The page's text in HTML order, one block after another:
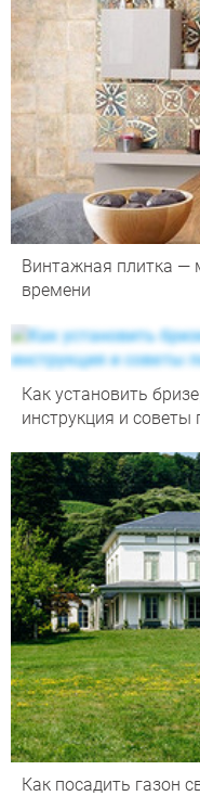
Винтажная плитка —
времени
Как установить
инструкция и
Как посадить газон